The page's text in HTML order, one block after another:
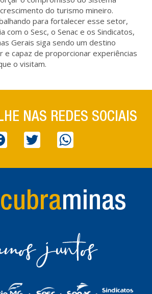
do turismo mineiro.
para fortalecer esse setor,
com o Sesc, o Senac e os Sindicatos,
Gerais siga sendo um destino
e capaz de proporcionar experiências
o visitam.
NAS REDES SOCIAIS
minas